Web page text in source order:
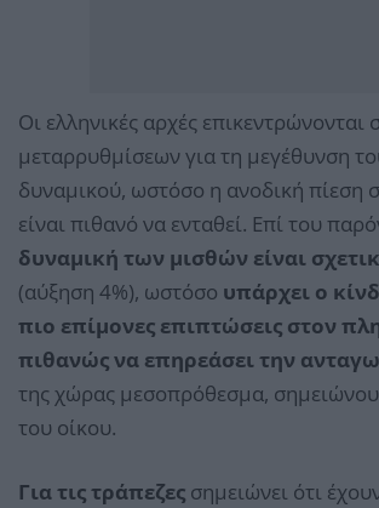
Οι ελληνικές αρχές επικεντρώνονται
μεταρρυθμίσεων για τη μεγέθυνση
δυναμικού, ωστόσο η ανοδική πίεση
είναι πιθανό να ενταθεί. Επί του
δυναμική των μισθών είναι
(αύξηση 4%), ωστόσο υπάρχει ο
πιο επίμονες επιπτώσεις στον
πιθανώς να επηρεάσει την
της χώρας μεσοπρόθεσμα,
του οίκου.
Για τις τράπεζες σημειώνει ότι